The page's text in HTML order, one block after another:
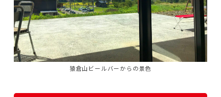
猿倉山ビールバーからの景色